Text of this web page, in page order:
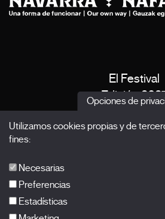
El Festival
Edición
Opciones de
Utilizamos cookies propias y de
fines:
Necesarias
Preferencias
Estadísticas